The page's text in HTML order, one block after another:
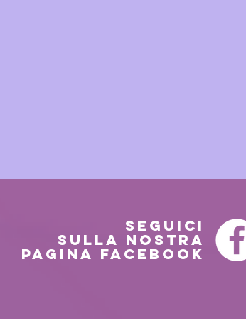
SEGUICI
sulla NOSTRA
PAGINA FACEBOOK